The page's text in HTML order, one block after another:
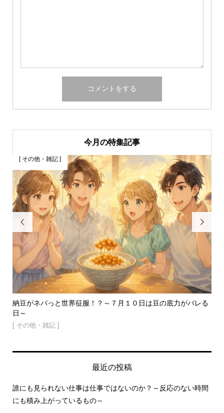
今月の特集記事

納豆がネバっと世界征服！？～７月１０日は豆の底力がバレる
日～
[ その他・雑記 ]
[ その他・雑記 ]

最近の投稿
誰にも見られない仕事は仕事ではないのか？～反応のない時間
にも積み上がっているもの～